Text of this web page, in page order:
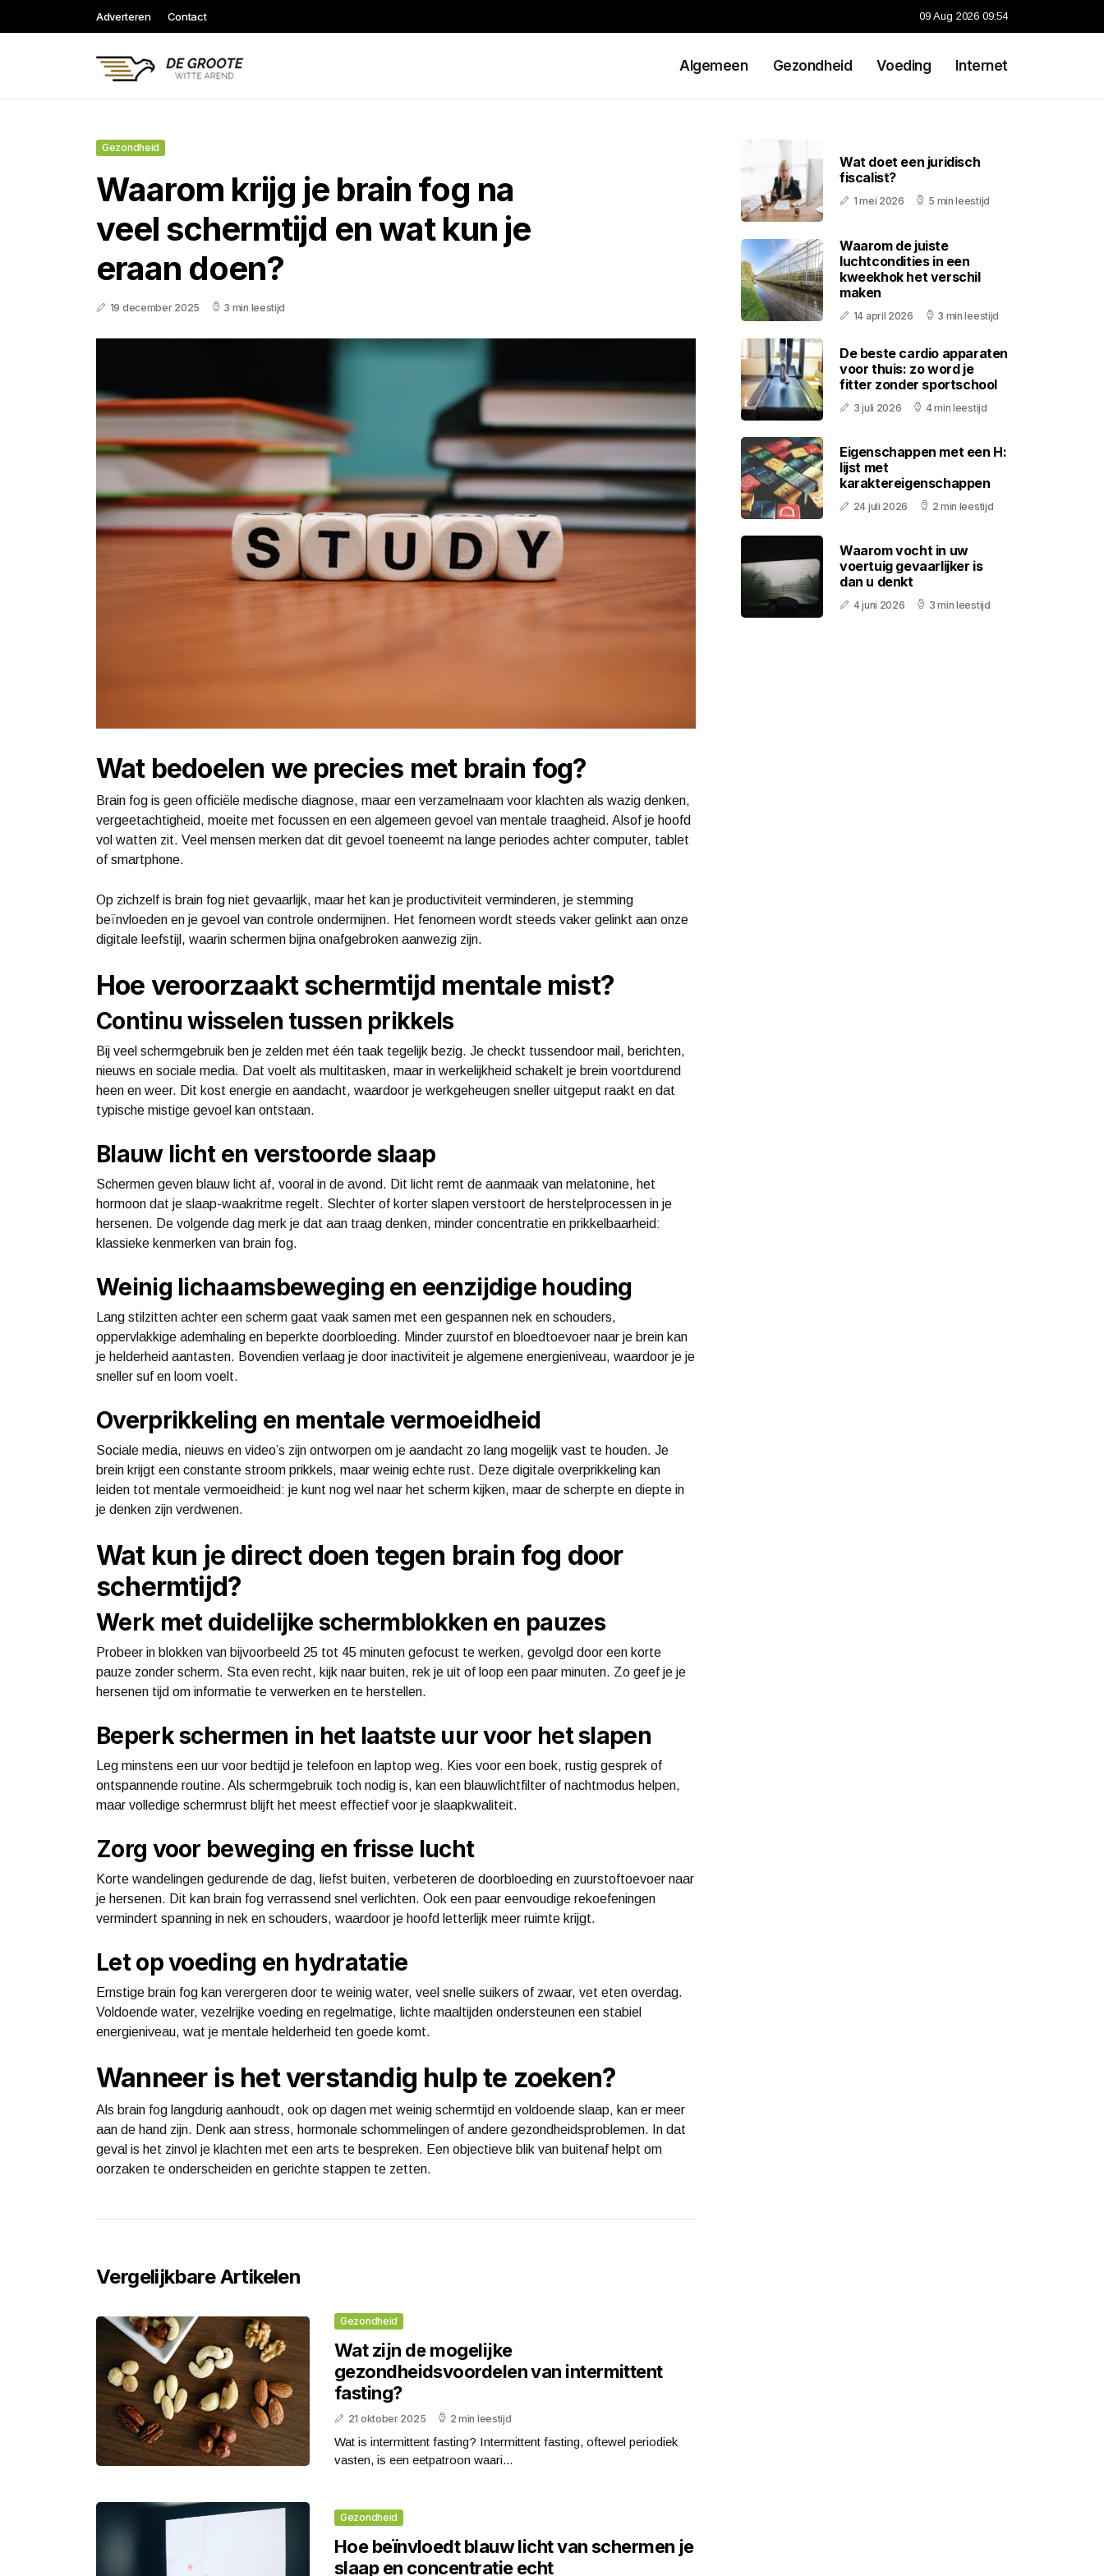
Adverteren Contact 09 Aug 2026 09:54
Algemeen Gezondheid Voeding Internet
Gezondheid
Waarom krijg je brain fog na
veel schermtijd en wat kun je
eraan doen?
19 december 2025 3 min leestijd
Wat bedoelen we precies met brain fog?
Brain fog is geen officiële medische diagnose, maar een verzamelnaam voor klachten als wazig denken,
vergeetachtigheid, moeite met focussen en een algemeen gevoel van mentale traagheid. Alsof je hoofd
vol watten zit. Veel mensen merken dat dit gevoel toeneemt na lange periodes achter computer, tablet
of smartphone.
Op zichzelf is brain fog niet gevaarlijk, maar het kan je productiviteit verminderen, je stemming
beïnvloeden en je gevoel van controle ondermijnen. Het fenomeen wordt steeds vaker gelinkt aan onze
digitale leefstijl, waarin schermen bijna onafgebroken aanwezig zijn.
Hoe veroorzaakt schermtijd mentale mist?
Continu wisselen tussen prikkels
Bij veel schermgebruik ben je zelden met één taak tegelijk bezig. Je checkt tussendoor mail, berichten,
nieuws en sociale media. Dat voelt als multitasken, maar in werkelijkheid schakelt je brein voortdurend
heen en weer. Dit kost energie en aandacht, waardoor je werkgeheugen sneller uitgeput raakt en dat
typische mistige gevoel kan ontstaan.
Blauw licht en verstoorde slaap
Schermen geven blauw licht af, vooral in de avond. Dit licht remt de aanmaak van melatonine, het
hormoon dat je slaap-waakritme regelt. Slechter of korter slapen verstoort de herstelprocessen in je
hersenen. De volgende dag merk je dat aan traag denken, minder concentratie en prikkelbaarheid:
klassieke kenmerken van brain fog.
Weinig lichaamsbeweging en eenzijdige houding
Lang stilzitten achter een scherm gaat vaak samen met een gespannen nek en schouders,
oppervlakkige ademhaling en beperkte doorbloeding. Minder zuurstof en bloedtoevoer naar je brein kan
je helderheid aantasten. Bovendien verlaag je door inactiviteit je algemene energieniveau, waardoor je je
sneller suf en loom voelt.
Overprikkeling en mentale vermoeidheid
Sociale media, nieuws en video’s zijn ontworpen om je aandacht zo lang mogelijk vast te houden. Je
brein krijgt een constante stroom prikkels, maar weinig echte rust. Deze digitale overprikkeling kan
leiden tot mentale vermoeidheid: je kunt nog wel naar het scherm kijken, maar de scherpte en diepte in
je denken zijn verdwenen.
Wat kun je direct doen tegen brain fog door
schermtijd?
Werk met duidelijke schermblokken en pauzes
Probeer in blokken van bijvoorbeeld 25 tot 45 minuten gefocust te werken, gevolgd door een korte
pauze zonder scherm. Sta even recht, kijk naar buiten, rek je uit of loop een paar minuten. Zo geef je je
hersenen tijd om informatie te verwerken en te herstellen.
Beperk schermen in het laatste uur voor het slapen
Leg minstens een uur voor bedtijd je telefoon en laptop weg. Kies voor een boek, rustig gesprek of
ontspannende routine. Als schermgebruik toch nodig is, kan een blauwlichtfilter of nachtmodus helpen,
maar volledige schermrust blijft het meest effectief voor je slaapkwaliteit.
Zorg voor beweging en frisse lucht
Korte wandelingen gedurende de dag, liefst buiten, verbeteren de doorbloeding en zuurstoftoevoer naar
je hersenen. Dit kan brain fog verrassend snel verlichten. Ook een paar eenvoudige rekoefeningen
vermindert spanning in nek en schouders, waardoor je hoofd letterlijk meer ruimte krijgt.
Let op voeding en hydratatie
Ernstige brain fog kan verergeren door te weinig water, veel snelle suikers of zwaar, vet eten overdag.
Voldoende water, vezelrijke voeding en regelmatige, lichte maaltijden ondersteunen een stabiel
energieniveau, wat je mentale helderheid ten goede komt.
Wanneer is het verstandig hulp te zoeken?
Als brain fog langdurig aanhoudt, ook op dagen met weinig schermtijd en voldoende slaap, kan er meer
aan de hand zijn. Denk aan stress, hormonale schommelingen of andere gezondheidsproblemen. In dat
geval is het zinvol je klachten met een arts te bespreken. Een objectieve blik van buitenaf helpt om
oorzaken te onderscheiden en gerichte stappen te zetten.
Vergelijkbare Artikelen
Gezondheid
Wat zijn de mogelijke
gezondheidsvoordelen van intermittent
fasting?
21 oktober 2025 2 min leestijd
Wat is intermittent fasting? Intermittent fasting, oftewel periodiek
vasten, is een eetpatroon waari...
Gezondheid
Hoe beïnvloedt blauw licht van schermen je
slaap en concentratie echt
Wat doet een juridisch
fiscalist?
1 mei 2026 5 min leestijd
Waarom de juiste
luchtcondities in een
kweekhok het verschil
maken
14 april 2026 3 min leestijd
De beste cardio apparaten
voor thuis: zo word je
fitter zonder sportschool
3 juli 2026 4 min leestijd
Eigenschappen met een H:
lijst met
karaktereigenschappen
24 juli 2026 2 min leestijd
Waarom vocht in uw
voertuig gevaarlijker is
dan u denkt
4 juni 2026 3 min leestijd